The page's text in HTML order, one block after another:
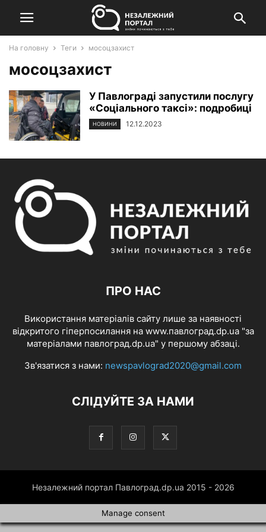
На головну Теги мосоцзахист
мосоцзахист
У Павлограді запустили послугу
«Соціального таксі»: подробиці
НОВИНИ 12.12.2023
ПРО НАС
Використання матеріалів сайту лише за наявності
відкритого гіперпосилання на www.павлоград.dp.ua "за
матеріалами павлоград.dp.ua" у першому абзаці.
Зв'язатися з нами: newspavlograd2020@gmail.com
СЛІДУЙТЕ ЗА НАМИ
Незалежний портал Павлоград.dp.ua 2015 - 2026
Manage consent